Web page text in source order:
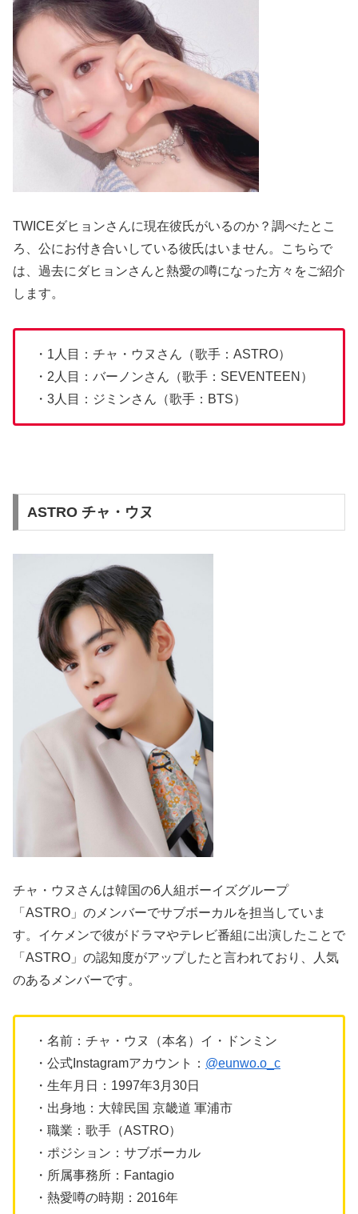
TWICEダヒョンさんに現在彼氏がいるのか？調べたとこ
ろ、公にお付き合いしている彼氏はいません。こちらで
は、過去にダヒョンさんと熱愛の噂になった方々をご紹介
します。
・1人目：チャ・ウヌさん（歌手：ASTRO）
・2人目：バーノンさん（歌手：SEVENTEEN）
・3人目：ジミンさん（歌手：BTS）
ASTRO チャ・ウヌ
チャ・ウヌさんは韓国の6人組ボーイズグループ
「ASTRO」のメンバーでサブボーカルを担当していま
す。イケメンで彼がドラマやテレビ番組に出演したことで
「ASTRO」の認知度がアップしたと言われており、人気
のあるメンバーです。
・名前：チャ・ウヌ（本名）イ・ドンミン
・公式Instagramアカウント： @eunwo.o_c
・生年月日：1997年3月30日
・出身地：大韓民国 京畿道 軍浦市
・職業：歌手（ASTRO）
・ポジション：サブボーカル
・所属事務所：Fantagio
・熱愛噂の時期：2016年